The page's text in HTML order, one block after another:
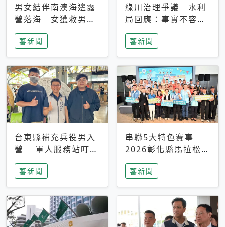
男女結伴南澳海邊露
營落海 女獲救男仍
搜救中
蕃新聞
綠川治理爭議 水利
局回應：事實不容被
選擇性解讀
蕃新聞
台東縣補充兵役男入
營 軍人服務站叮嚀
及歡送
蕃新聞
串聯5大特色賽事
2026彰化縣馬拉松嘉
年華啟動
蕃新聞